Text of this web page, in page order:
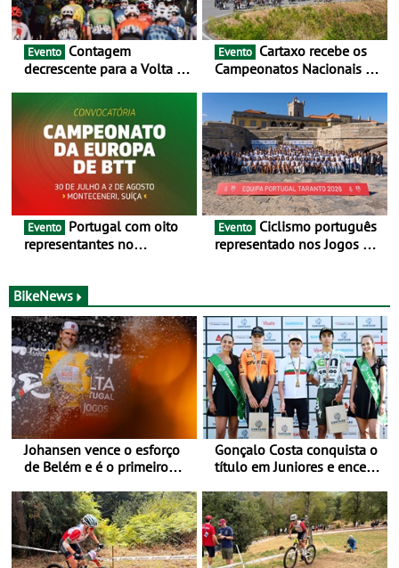
Evento
decrescente para a Volta a
as 17 equipas de 2026
Evento
Campeonatos Nacionais da
julho e 2 de agosto
Evento
representantes no
de agosto, em
Monteceneri, na Suíça
Evento
representado nos Jogos do
BikeNews
Johansen vence o esforço
de Belém e é o primeiro
a Portugal - Prova decorre
entre 5 e 16 de Agosto
Gonçalo Costa conquista o
título em Juniores e encerra
no Cartaxo